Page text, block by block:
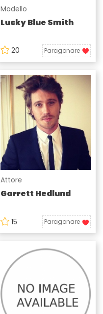
Modello
Lucky Blue Smith
20 Paragonare
Attore
Garrett Hedlund
15 Paragonare